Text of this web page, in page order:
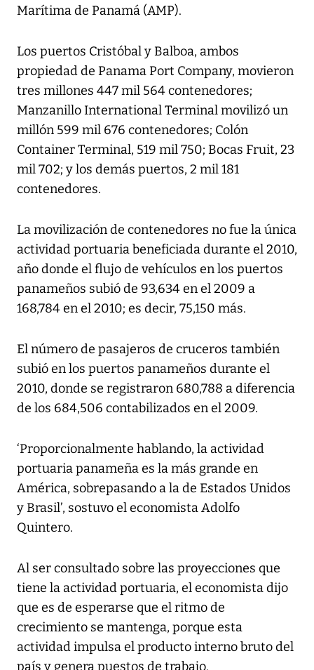
Marítima de Panamá (AMP).
Los puertos Cristóbal y Balboa, ambos
propiedad de Panama Port Company, movieron
tres millones 447 mil 564 contenedores;
Manzanillo International Terminal movilizó un
millón 599 mil 676 contenedores; Colón
Container Terminal, 519 mil 750; Bocas Fruit, 23
mil 702; y los demás puertos, 2 mil 181
contenedores.
La movilización de contenedores no fue la única
actividad portuaria beneficiada durante el 2010,
año donde el flujo de vehículos en los puertos
panameños subió de 93,634 en el 2009 a
168,784 en el 2010; es decir, 75,150 más.
El número de pasajeros de cruceros también
subió en los puertos panameños durante el
2010, donde se registraron 680,788 a diferencia
de los 684,506 contabilizados en el 2009.
‘Proporcionalmente hablando, la actividad
portuaria panameña es la más grande en
América, sobrepasando a la de Estados Unidos
y Brasil’, sostuvo el economista Adolfo
Quintero.
Al ser consultado sobre las proyecciones que
tiene la actividad portuaria, el economista dijo
que es de esperarse que el ritmo de
crecimiento se mantenga, porque esta
actividad impulsa el producto interno bruto del
país y genera puestos de trabajo.